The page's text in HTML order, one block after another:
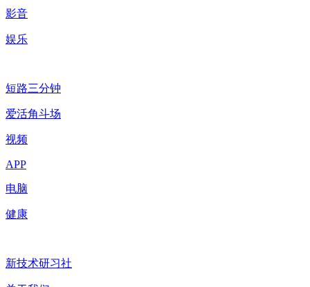
影音
娱乐
短路三分钟
爱活角斗场
视频
APP
电脑
健康
新技术研习社